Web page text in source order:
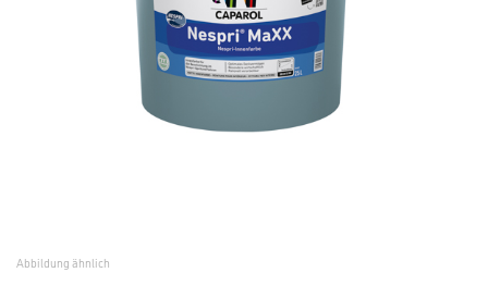
Abbildung ähnlich